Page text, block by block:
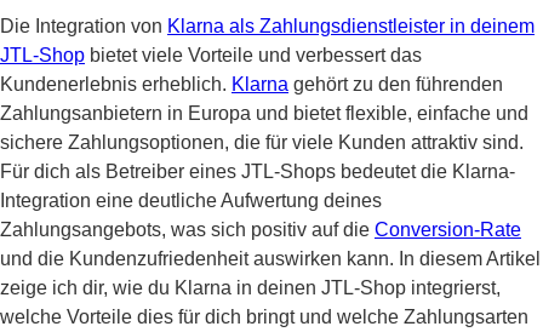
Die Integration von Klarna als Zahlungsdienstleister in deinem
JTL-Shop bietet viele Vorteile und verbessert das
Kundenerlebnis erheblich. Klarna gehört zu den führenden
Zahlungsanbietern in Europa und bietet flexible, einfache und
sichere Zahlungsoptionen, die für viele Kunden attraktiv sind.
Für dich als Betreiber eines JTL-Shops bedeutet die Klarna-
Integration eine deutliche Aufwertung deines
Zahlungsangebots, was sich positiv auf die Conversion-Rate
und die Kundenzufriedenheit auswirken kann. In diesem Artikel
zeige ich dir, wie du Klarna in deinen JTL-Shop integrierst,
welche Vorteile dies für dich bringt und welche Zahlungsarten